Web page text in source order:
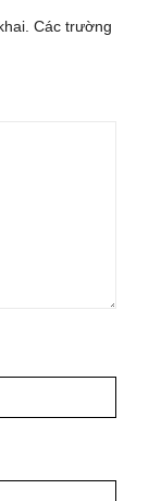
Các trường